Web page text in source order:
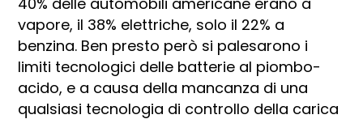
vapore, il 38% elettriche, solo il 22% a
benzina. Ben presto però si palesarono i
limiti tecnologici delle batterie al piombo-
acido, e a causa della mancanza di una
qualsiasi tecnologia di controllo della carica